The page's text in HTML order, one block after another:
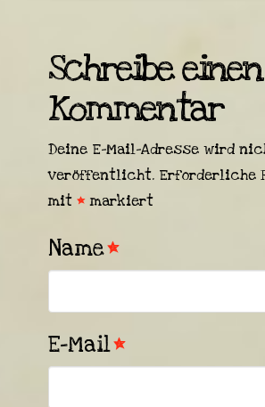
Schreibe einen
Kommentar
Deine E-Mail-Adresse wird
veröffentlicht.Erforderliche
mit *markiert
Name*
E-Mail*